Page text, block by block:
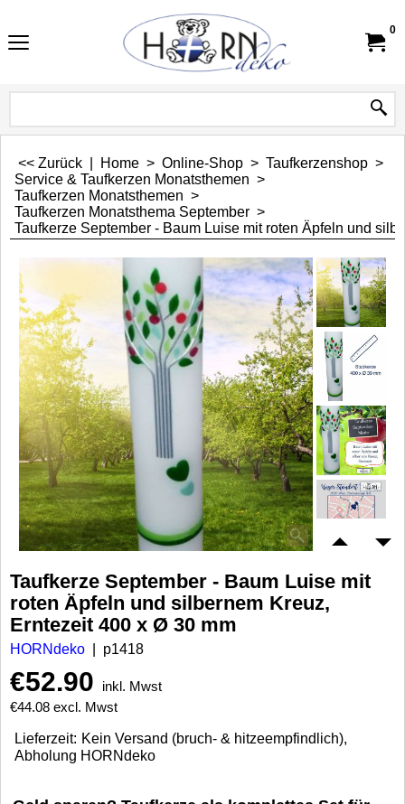
0
<< Zurück Home > Online-Shop > Taufkerzenshop >
Service & Taufkerzen Monatsthemen >
Taufkerzen Monatsthemen >
Taufkerzen Monatsthema September >
Taufkerze September - Baum Luise mit roten Äpfeln und
Taufkerze September - Baum Luise mit
roten Äpfeln und silbernem Kreuz,
Erntezeit 400 x Ø 30 mm
HORNdeko p1418
€52.90
inkl. Mwst
€44.08 excl. Mwst
Lieferzeit: Kein Versand (bruch- & hitzeempfindlich),
Abholung HORNdeko